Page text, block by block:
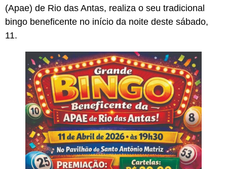
(Apae) de Rio das Antas, realiza o seu tradicional
bingo beneficente no início da noite deste sábado,
11.